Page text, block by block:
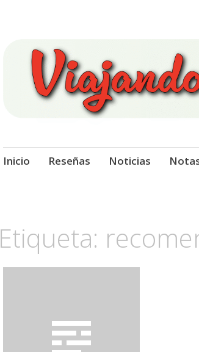
Viajando Sobre
Ir
Inicio Reseñas Noticias
Etiqueta: